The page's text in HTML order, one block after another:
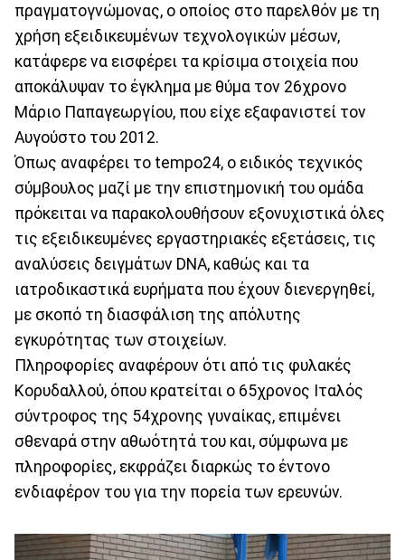
πραγματογνώμονας, ο οποίος στο παρελθόν με τη
χρήση εξειδικευμένων τεχνολογικών μέσων,
κατάφερε να εισφέρει τα κρίσιμα στοιχεία που
αποκάλυψαν το έγκλημα με θύμα τον 26χρονο
Μάριο Παπαγεωργίου, που είχε εξαφανιστεί τον
Αυγούστο του 2012.
Όπως αναφέρει το tempo24, o ειδικός τεχνικός
σύμβουλος μαζί με την επιστημονική του ομάδα
πρόκειται να παρακολουθήσουν εξονυχιστικά όλες
τις εξειδικευμένες εργαστηριακές εξετάσεις, τις
αναλύσεις δειγμάτων DNA, καθώς και τα
ιατροδικαστικά ευρήματα που έχουν διενεργηθεί,
με σκοπό τη διασφάλιση της απόλυτης
εγκυρότητας των στοιχείων.
Πληροφορίες αναφέρουν ότι από τις φυλακές
Κορυδαλλού, όπου κρατείται ο 65χρονος Ιταλός
σύντροφος της 54χρονης γυναίκας, επιμένει
σθεναρά στην αθωότητά του και, σύμφωνα με
πληροφορίες, εκφράζει διαρκώς το έντονο
ενδιαφέρον του για την πορεία των ερευνών.